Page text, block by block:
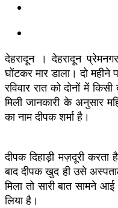
देहरादून । देहरादून
घोंटकर मार डाला। दो महीने
रविवार रात को दोनों में
मिली जानकारी के अनुसार
का नाम दीपक शर्मा है।
दीपक दिहाड़ी मज़दूरी
बाद दीपक खुद ही उसे
मिला तो सारी बात सामने
लिया है।